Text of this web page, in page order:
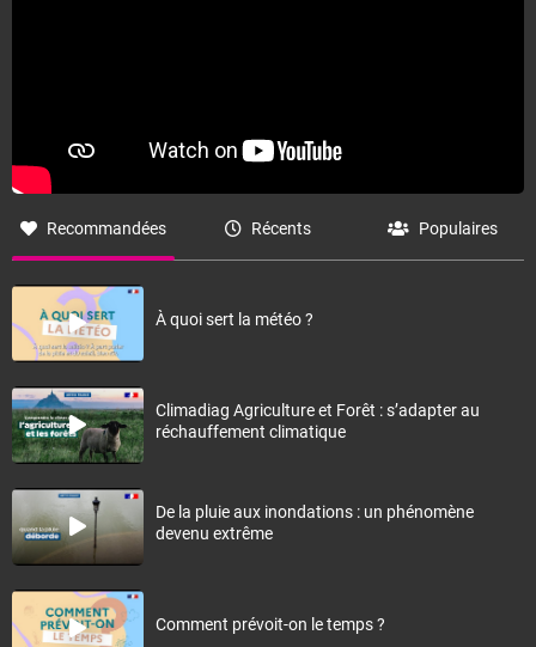
Recommandées Récents Populaires
À quoi sert la météo ?
Climadiag Agriculture et Forêt : s’adapter au
réchauffement climatique
De la pluie aux inondations : un phénomène
devenu extrême
Comment prévoit-on le temps ?